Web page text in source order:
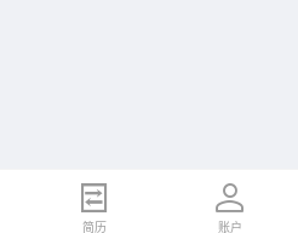
简历 账户